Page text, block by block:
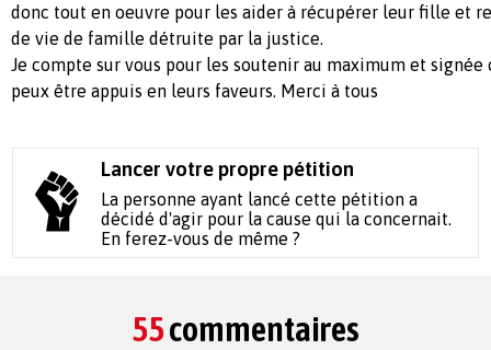
donc tout en oeuvre pour les aider à récupérer leur fille et
de vie de famille détruite par la justice.
Je compte sur vous pour les soutenir au maximum et
peux être appuis en leurs faveurs. Merci à tous
Lancer votre propre pétition
La personne ayant lancé cette pétition a
décidé d'agir pour la cause qui la concernait.
En ferez-vous de même ?
55commentaires